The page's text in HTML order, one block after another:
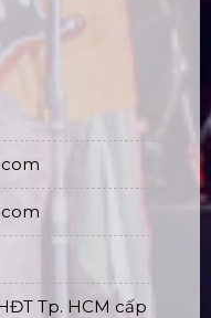
Tp. HCM cấp